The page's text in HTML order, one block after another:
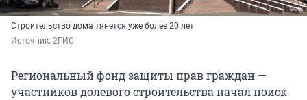
Строительство дома тянется уже более 20 лет
Источник: 2ГИС
Региональный фонд защиты прав граждан —
участников долевого строительства начал поиск